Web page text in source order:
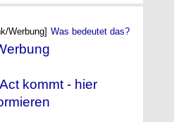
Werbung] Was bedeutet das?
kommt - hier